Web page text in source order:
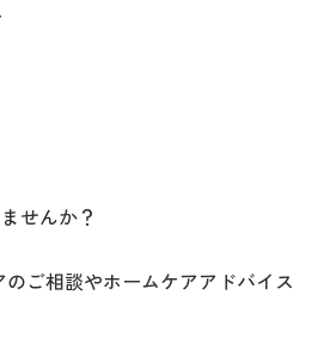
せんか？
ご相談やホームケアアドバイス